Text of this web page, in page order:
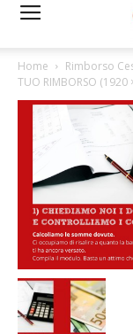
Home Rimborso
TUO RIMBORSO